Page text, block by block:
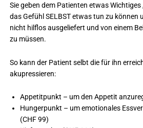
Sie geben dem Patienten etwas Wichtiges
das Gefühl SELBST etwas tun zu können
nicht hilflos ausgeliefert und von einem
zu müssen.
So kann der Patient selbt die für ihn
akupressieren:
Appetitpunkt – um den Appetit
Hungerpunkt – um emotionales
(CHF 99)